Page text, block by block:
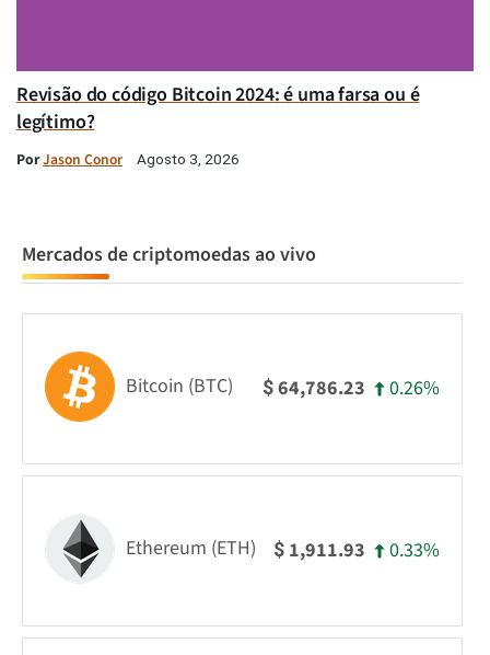
Revisão do código Bitcoin 2024: é uma farsa ou é
legítimo?
PorJason Conor Agosto 3, 2026
Mercados de criptomoedas ao vivo
Bitcoin (BTC) $64,786.23 0.26%
Ethereum (ETH) $ 1,911.93 0.33%